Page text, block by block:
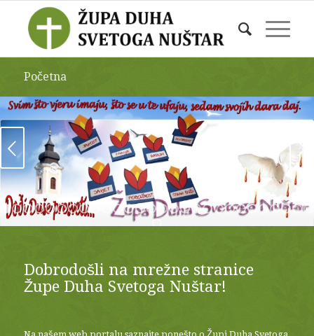
Početna
Next
1 2 4 5 6 7 8 9 101112 1314 1516 17 18 19 21
29
Dobrodošli na mrežne stranice
Župe Duha Svetoga Nuštar!